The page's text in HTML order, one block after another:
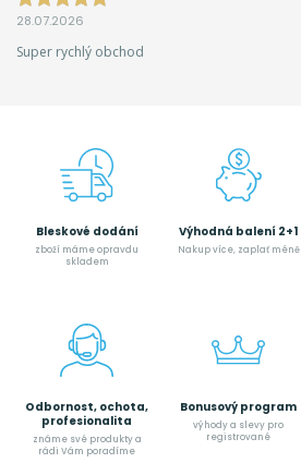
28.07.2026
Super rychlý obchod
Bleskové dodání
zboží máme opravdu
skladem
Výhodná balení 2+1
Nakup více, zaplať méně
Odbornost, ochota,
profesionalita
známe své produkty a
rádi Vám poradíme
Bonusový program
výhody a slevy pro
registrované